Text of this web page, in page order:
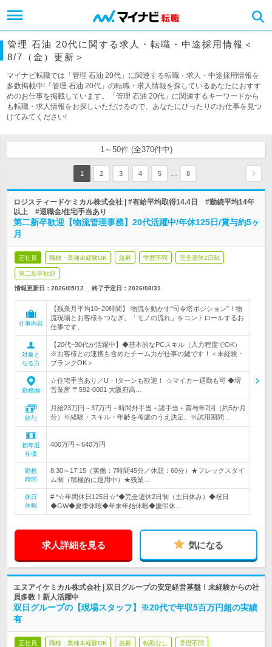
管理 石油 20代に関する求人・転職・中途採用情報＜
8/7（金）更新＞
マイナビ転職では「管理 石油 20代」に関連する転職・求人・中途採用情報を
多数掲載中!「管理 石油 20代」の転職・求人情報を探しているあなたにおすす
めのお仕事を掲載しています。「管理 石油 20代」に関連するキーワードから
も転職・求人情報をお探しいただけるので、あなたにぴったりのお仕事を見つ
けてみてください!
1～50件 (全370件中)
1 2 3 4 5 8
ロジスティードケミカル株式会社 | #有給平均取得14.4日 #勤続平均14年
以上 #退職金/住宅手当あり
第二新卒歓迎【物流管理事務】20代活躍中/年休125日/賞与約5ヶ
月
正社員 職種・業種未経験OK 急募 学歴不問 完全週休2日制
第二新卒歓迎
情報更新日：2026/05/12 終了予定日： 2026/08/31
仕事内容
【残業月平均10~20時間】 物流を動かす“司令塔ポジション”！物
流現場とお客様をつなぎ、「モノの流れ」をコントロールするお
仕事です。
対象と
なる方
【20代~30代が活躍中】◆基本的なPCスキル（入力程度でOK）
※お客様との連携も含めたチーム力が仕事の鍵です！＜未経験・
ブランクOK＞
勤務地
☆住宅手当あり／U・Iターンも歓迎！ ☆マイカー通勤も可 ◆堺
営業所 〒592-0001 大阪府高…
給与
月給23万円～37万円＋時間外手当＋諸手当＋賞与年2回（約5か月
分）※経験・スキル・年齢を考慮のうえ決定。※試用期間…
初年度
年収
400万円～640万円
勤務
時間
8:30～17:15（実働：7時間45分／休憩：60分）★フレックスタイ
ム制（積極的に運用中）★残業…
休日
休暇
# *☆年間休日125日☆*◆完全週休2日制（土日休み）◆祝日
◆GW◆夏季休暇◆年末年始休暇◆慶弔休…
求人詳細を見る 気になる
エヌアイケミカル株式会社 | 双日グループの安定経営基盤！未経験からの社
員多数！新人活躍中
双日グループの【現場スタッフ】※20代で年収5百万円超の実績
有
正社員 職種・業種未経験OK 急募 転勤なし 学歴不問